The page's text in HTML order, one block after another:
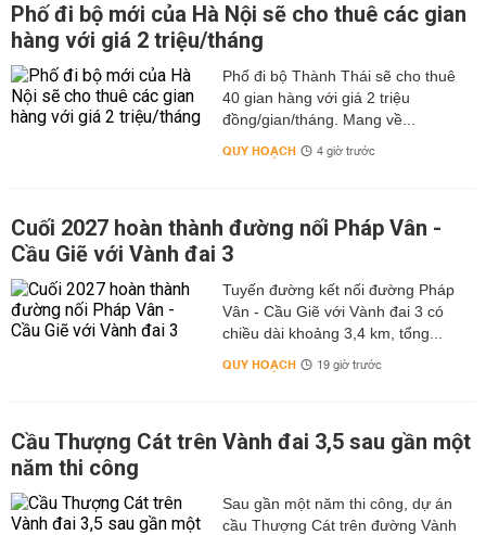
Phố đi bộ mới của Hà Nội sẽ cho thuê các gian
hàng với giá 2 triệu/tháng
Phố đi bộ Thành Thái sẽ cho thuê
40 gian hàng với giá 2 triệu
đồng/gian/tháng. Mang về...
QUY HOẠCH 4 giờ trước
Cuối 2027 hoàn thành đường nối Pháp Vân -
Cầu Giẽ với Vành đai 3
Tuyến đường kết nối đường Pháp
Vân - Cầu Giẽ với Vành đai 3 có
chiều dài khoảng 3,4 km, tổng...
QUY HOẠCH 19 giờ trước
Cầu Thượng Cát trên Vành đai 3,5 sau gần một
năm thi công
Sau gần một năm thi công, dự án
cầu Thượng Cát trên đường Vành